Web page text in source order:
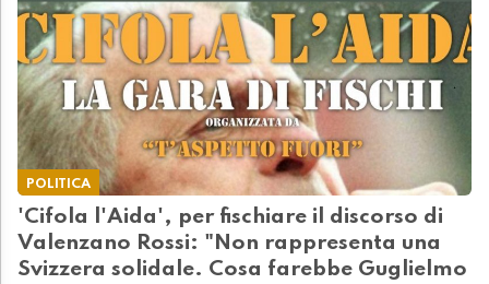
POLITICA
'Cifola l'Aida', per fischiare il discorso di
Valenzano Rossi: "Non rappresenta una
Svizzera solidale. Cosa farebbe Guglielmo